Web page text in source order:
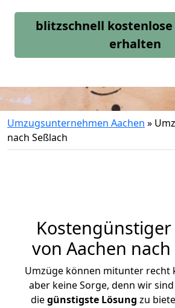
blitzschnell
erhalten
Umzugsunternehmen Aachen »
nach Seßlach
von Aachen nach
Umzüge können mitunter recht
aber keine Sorge, denn wir
diegünstigste Lösung zu